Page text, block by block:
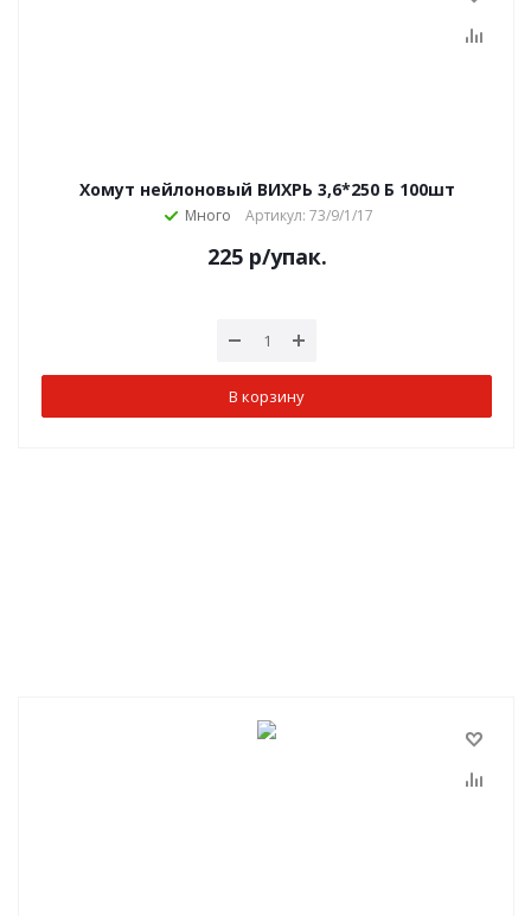
Хомут нейлоновый ВИХРЬ 3,6*250 Б 100шт
Много Артикул: 73/9/1/17
225р/упак.
В корзину